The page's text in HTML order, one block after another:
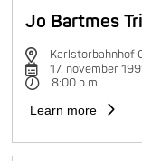
Jo Bartmes
Karlstorbahnhof
17. november
8:00 p.m.
Learn more